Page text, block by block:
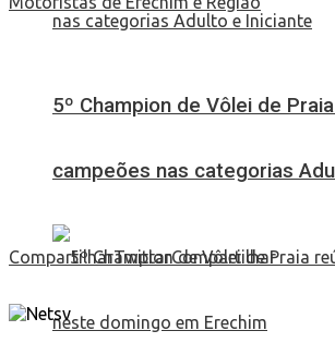
5º Champion de Vôlei de
campeões nas categorias
CompartilharTwittarCompartilhar